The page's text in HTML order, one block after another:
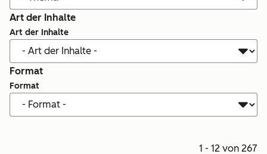
Art der Inhalte
Art der Inhalte
Format
Format
1 - 12 von 267